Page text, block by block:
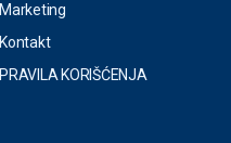
Marketing
Kontakt
PRAVILA KORIŠĆENJA